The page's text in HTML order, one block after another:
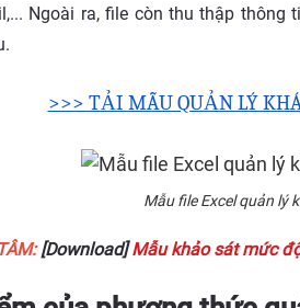
Ngoài ra, file còn thu thập
>>> TẢI MẪU QUẢN LÝ
Mẫu file Excel quản lý
[Download]Mẫu khảo sát mức